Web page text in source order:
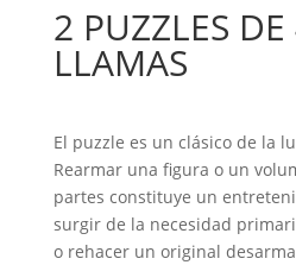
2 PUZZLES
LLAMAS
El puzzle es un clásico de la
Rearmar una figura o un
partes constituye un
surgir de la necesidad
o rehacer un original